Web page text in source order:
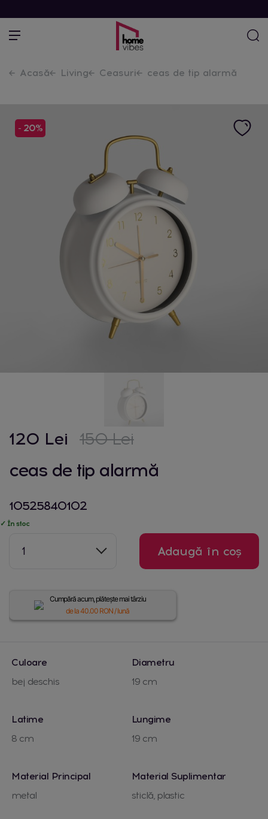
Acasă Living Ceasuri ceas de tip alarmă
- 20%
120 Lei 150 Lei
ceas de tip alarmă
10525840102
✓ În stoc
1 Adaugă în coș
Cumpără acum, plătește mai târziu
de la40.00 RON / lună
Culoare
bej deschis
Diametru
19 cm
Latime
8 cm
Lungime
19 cm
Material Principal
metal
Material Suplimentar
sticlă, plastic